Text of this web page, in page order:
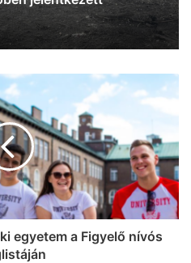
egyetem a Figyelő nívós